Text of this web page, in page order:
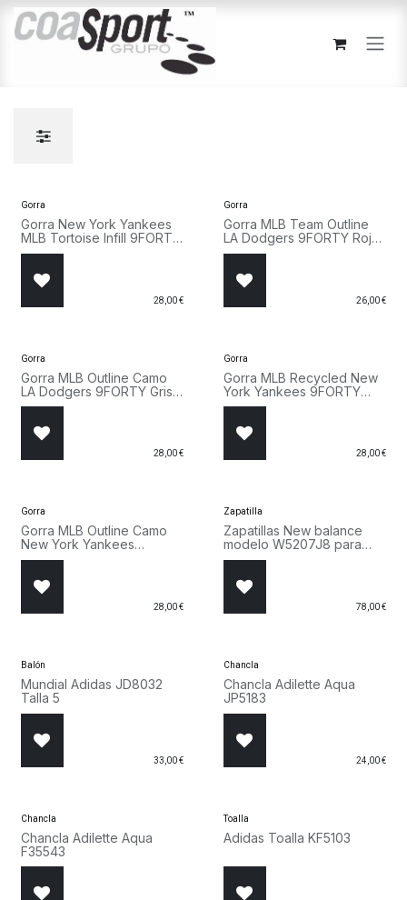
Ir al contenido
Gorra
Gorra New York Yankees
MLB Tortoise Infill 9FORTY
Mujer Verde 60915987
28,00€
Gorra
Gorra MLB Team Outline
LA Dodgers 9FORTY Rojo
60915823
26,00€
Gorra
Gorra MLB Outline Camo
LA Dodgers 9FORTY Gris
60915750
28,00€
Gorra
Gorra MLB Recycled New
York Yankees 9FORTY
Negro 60915778
28,00€
Gorra
Gorra MLB Outline Camo
New York Yankees
9FORTY Verde 60915748
28,00€
Zapatilla
Zapatillas New balance
modelo W5207J8 para
Mujer en color beige.
78,00€
¡Nuevo!
Balón
Mundial Adidas JD8032
Talla 5
33,00€
Chancla
Chancla Adilette Aqua
JP5183
24,00€
Chancla
Chancla Adilette Aqua
F35543
Toalla
Adidas Toalla KF5103